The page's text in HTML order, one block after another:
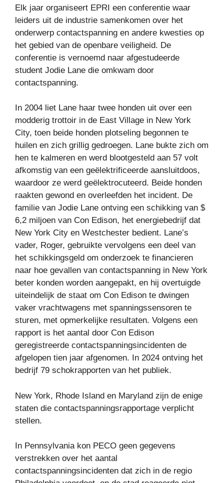
Elk jaar organiseert EPRI een conferentie waar
leiders uit de industrie samenkomen over het
onderwerp contactspanning en andere kwesties op
het gebied van de openbare veiligheid. De
conferentie is vernoemd naar afgestudeerde
student Jodie Lane die omkwam door
contactspanning.
In 2004 liet Lane haar twee honden uit over een
modderig trottoir in de East Village in New York
City, toen beide honden plotseling begonnen te
huilen en zich grillig gedroegen. Lane bukte zich om
hen te kalmeren en werd blootgesteld aan 57 volt
afkomstig van een geëlektrificeerde aansluitdoos,
waardoor ze werd geëlektrocuteerd. Beide honden
raakten gewond en overleefden het incident. De
familie van Jodie Lane ontving een schikking van $
6,2 miljoen van Con Edison, het energiebedrijf dat
New York City en Westchester bedient. Lane’s
vader, Roger, gebruikte vervolgens een deel van
het schikkingsgeld om onderzoek te financieren
naar hoe gevallen van contactspanning in New York
beter konden worden aangepakt, en hij overtuigde
uiteindelijk de staat om Con Edison te dwingen
vaker vrachtwagens met spanningssensoren te
sturen, met opmerkelijke resultaten. Volgens een
rapport is het aantal door Con Edison
geregistreerde contactspanningsincidenten de
afgelopen tien jaar afgenomen. In 2024 ontving het
bedrijf 79 schokrapporten van het publiek.
New York, Rhode Island en Maryland zijn de enige
staten die contactspanningsrapportage verplicht
stellen.
In Pennsylvania kon PECO geen gegevens
verstrekken over het aantal
contactspanningsincidenten dat zich in de regio